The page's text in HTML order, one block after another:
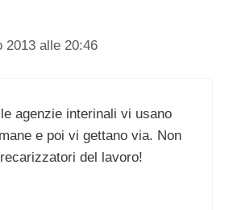
2013 alle 20:46
agenzie interinali vi usano
e poi vi gettano via. Non
del lavoro!